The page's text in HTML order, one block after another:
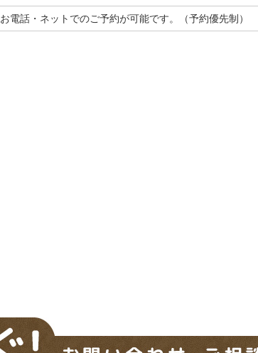
お電話・ネットでのご予約が可能です。（予約優先制）